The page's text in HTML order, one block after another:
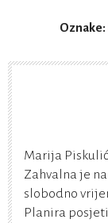
Oznake:
Marija
Zahvalna je
slobodno
Planira